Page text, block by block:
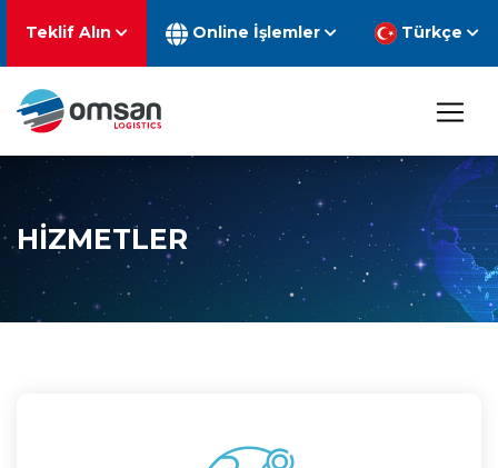
Teklif Alın Online İşlemler Türkçe
HİZMETLER